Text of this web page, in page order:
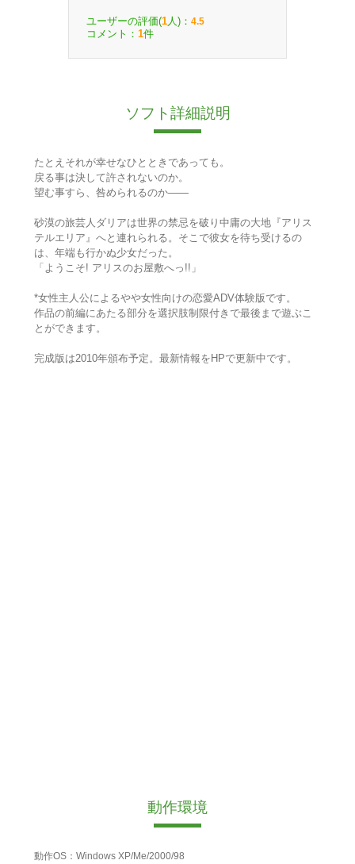
ユーザーの評価(1 人)： 4.5
コメント： 1件
ソフト詳細説明
たとえそれが幸せなひとときであっても。
戻る事は決して許されないのか。
望む事すら、咎められるのか――
砂漠の旅芸人ダリアは世界の禁忌を破り中庸の大地『アリス
テルエリア』へと連れられる。そこで彼女を待ち受けるの
は、年端も行かぬ少女だった。
「ようこそ! アリスのお屋敷へっ!!」
*女性主人公によるやや女性向けの恋愛ADV体験版です。
作品の前編にあたる部分を選択肢制限付きで最後まで遊ぶこ
とができます。
完成版は2010年頒布予定。最新情報をHPで更新中です。
動作環境
動作OS：Windows XP/Me/2000/98